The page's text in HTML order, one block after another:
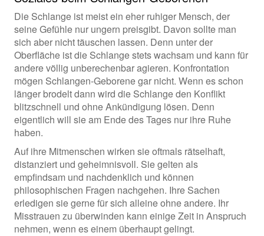
Die Schlange ist meist ein eher ruhiger Mensch, der
seine Gefühle nur ungern preisgibt. Davon sollte man
sich aber nicht täuschen lassen. Denn unter der
Oberfläche ist die Schlange stets wachsam und kann für
andere völlig unberechenbar agieren. Konfrontation
mögen Schlangen-Geborene gar nicht. Wenn es schon
länger brodelt dann wird die Schlange den Konflikt
blitzschnell und ohne Ankündigung lösen. Denn
eigentlich will sie am Ende des Tages nur ihre Ruhe
haben.
Auf ihre Mitmenschen wirken sie oftmals rätselhaft,
distanziert und geheimnisvoll. Sie gelten als
empfindsam und nachdenklich und können
philosophischen Fragen nachgehen. Ihre Sachen
erledigen sie gerne für sich alleine ohne andere. Ihr
Misstrauen zu überwinden kann einige Zeit in Anspruch
nehmen, wenn es einem überhaupt gelingt.